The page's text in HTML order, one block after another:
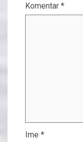
Komentar *
Ime *